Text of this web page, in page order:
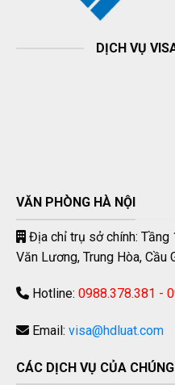
DỊCH VỤ
VĂN PHÒNG HÀ NỘI
Địa chỉ trụ sở chính: Tầng
Văn Lương, Trung Hòa, Cầu
Hotline: 0988.378.381 -
Email: visa@hdluat.com
CÁC DỊCH VỤ CỦA